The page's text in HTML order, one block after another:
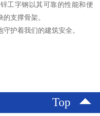
工字钢以其可靠的性能和便
支撑骨架。
护着我们的建筑安全。
Top